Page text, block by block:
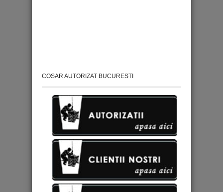
COSAR AUTORIZAT BUCURESTI